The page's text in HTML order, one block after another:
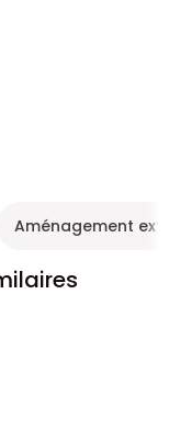
Aménagement